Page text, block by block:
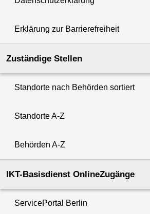
Erklärung zur Barrierefreiheit
Zuständige Stellen
Standorte nach Behörden sortiert
Standorte A-Z
Behörden A-Z
IKT-Basisdienst OnlineZugänge
ServicePortal Berlin